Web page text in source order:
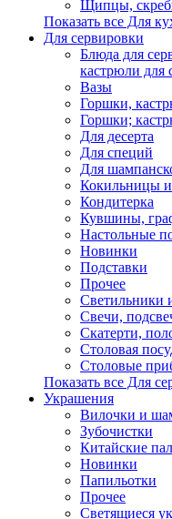
Щипцы,
Показать все Для
Для сервировки
Блюда для
кастрюли для
Вазы
Горшки,
Горшки;
Для десерта
Для специй
Для
Кокильницы
Кондитерка
Кувшины,
Настольные
Новинки
Подставки
Прочее
Светильники
Свечи,
Скатерти,
Столовая
Столовые
Показать все Для
Украшения
Вилочки и
Зубочистки
Китайские
Новинки
Папильотки
Прочее
Светящиеся